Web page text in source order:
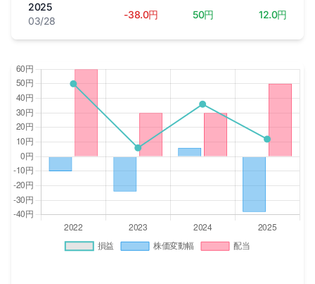
2025
03/28
-38.0円 50円 12.0円